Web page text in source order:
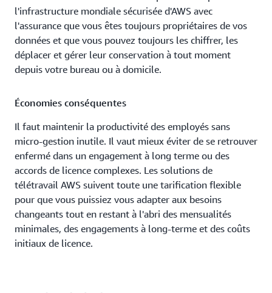
l'infrastructure mondiale sécurisée d'AWS avec
l'assurance que vous êtes toujours propriétaires de vos
données et que vous pouvez toujours les chiffrer, les
déplacer et gérer leur conservation à tout moment
depuis votre bureau ou à domicile.
Économies conséquentes
Il faut maintenir la productivité des employés sans
micro-gestion inutile. Il vaut mieux éviter de se retrouver
enfermé dans un engagement à long terme ou des
accords de licence complexes. Les solutions de
télétravail AWS suivent toute une tarification flexible
pour que vous puissiez vous adapter aux besoins
changeants tout en restant à l'abri des mensualités
minimales, des engagements à long-terme et des coûts
initiaux de licence.